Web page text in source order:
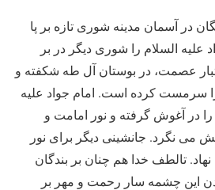
در آسمان مدینه شوری تازه بر پا
علیه السلام را شوری دیگر در بر
عصمت، در بوستان آل طه شکفته و
سرمست کرده است. امام جواد علیه
در آغوش گرفته و نور امامت و
می نگرد. جانشینی دیگر برای نور
تالطف خدا هم چنان بر بندگان
این چشمه سار رحمت و مهر بر